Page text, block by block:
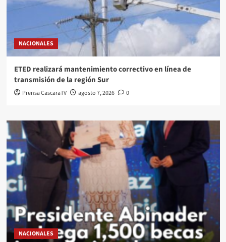
NACIONALES
ETED realizará mantenimiento correctivo en línea de
transmisión de la región Sur
Prensa CascaraTV agosto 7, 2026 0
NACIONALES